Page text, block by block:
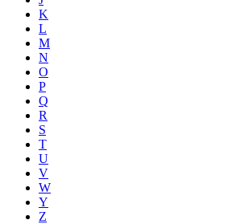
K
L
M
N
O
P
Q
R
S
T
U
V
W
Y
Z